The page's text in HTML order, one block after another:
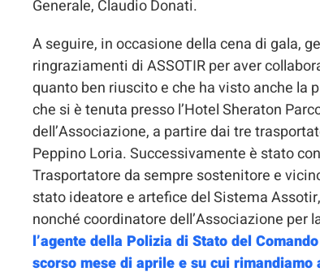
Generale, Claudio Donati.
A seguire, in occasione della cena di gala,
ringraziamenti di ASSOTIR per aver
quanto ben riuscito e che ha visto anche la
che si è tenuta presso l’Hotel Sheraton
dell’Associazione, a partire dai tre
Peppino Loria. Successivamente è stato
Trasportatore da sempre sostenitore e
stato ideatore e artefice del Sistema
nonché coordinatore dell’Associazione per
l’agente della Polizia di Stato del
scorso mese di aprile e su cui